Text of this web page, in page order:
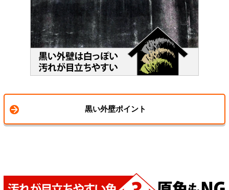
黒い外壁ポイント